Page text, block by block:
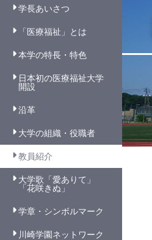
学長あいさつ
「医療福祉」とは
本学の特長・特色
日本初の医療福祉大学
開設
沿革
大学の組織・役職者
教員紹介
大学歌「愛ありて」
「花咲きぬ」
学章・シンボルマーク
川崎学園ネットワーク